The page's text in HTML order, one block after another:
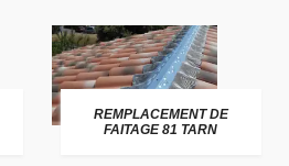
REMPLACEMENT DE
FAITAGE 81 TARN